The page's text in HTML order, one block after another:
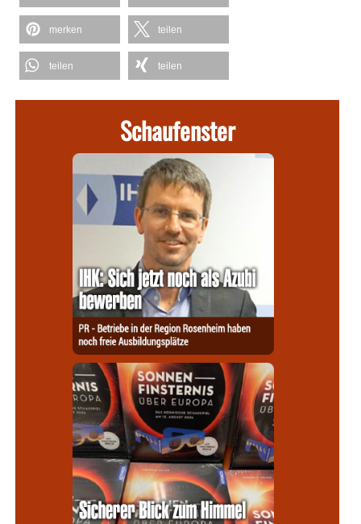
merken teilen
teilen teilen
Schaufenster